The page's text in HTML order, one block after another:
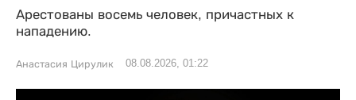
Арестованы восемь человек, причастных к
нападению.
Анастасия Цирулик 08.08.2026, 01:22